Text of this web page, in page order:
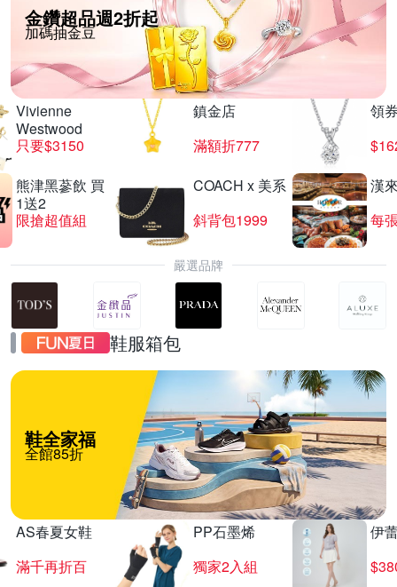
金鑽超品週2折起
加碼抽金豆
Vivienne
Westwood
只要$3150
鎮金店
滿額折777
領
熊津黑蔘飲 買
1送2
限搶超值組
COACH x 美系
斜背包1999
漢
每
嚴選品牌
鞋服箱包
鞋全家福
全館85折
AS春夏女鞋
滿千再折百
PP石墨烯
獨家2入組
伊